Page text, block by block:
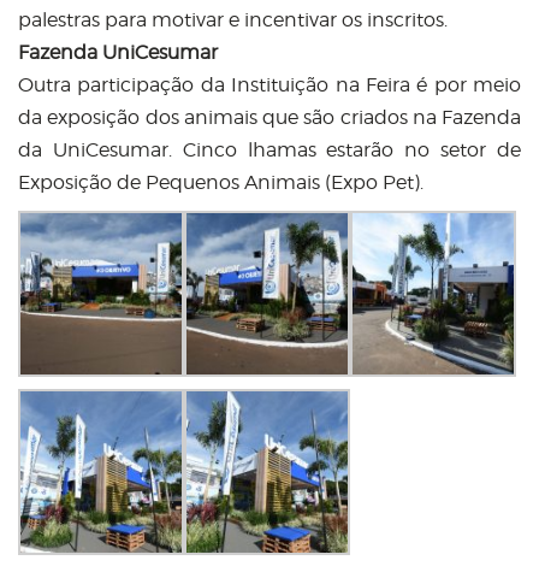
palestras para motivar e incentivar os inscritos.
Fazenda UniCesumar
Outra participação da Instituição na Feira é por meio
da exposição dos animais que são criados na Fazenda
da UniCesumar. Cinco lhamas estarão no setor de
Exposição de Pequenos Animais (Expo Pet).